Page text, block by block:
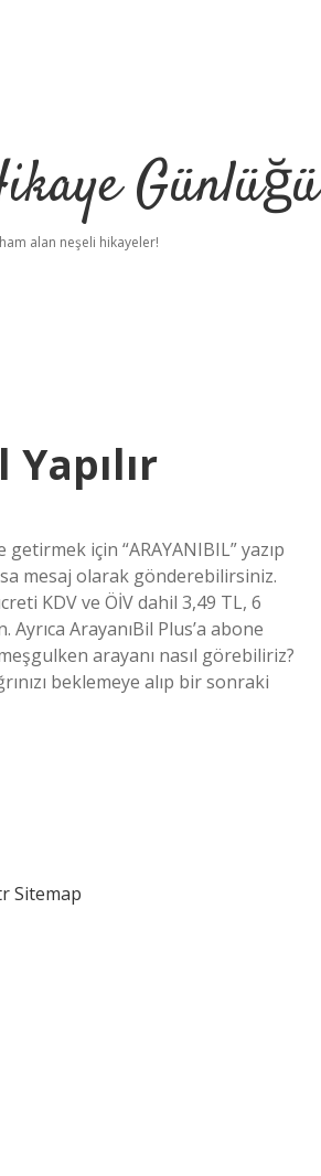
Günlüğü
alan neşeli hikayeler!
için “ARAYANIBIL” yazıp
mesaj olarak gönderebilirsiniz.
KDV ve ÖİV dahil 3,49 TL, 6
Ayrıca ArayanıBil Plus’a abone
arayanı nasıl görebiliriz?
beklemeye alıp bir sonraki
Sitemap